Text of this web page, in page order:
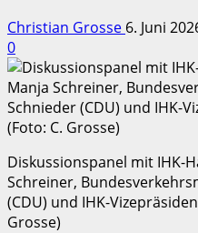
Christian Grosse 6. Juni
0
Diskussionspanel mit IHK-
Schreiner,
(CDU) und IHK-
Grosse)